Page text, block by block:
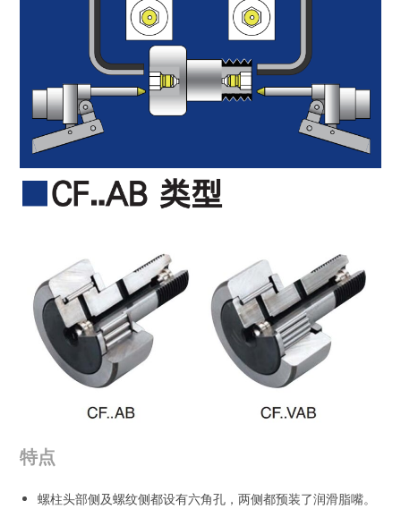
特点
螺柱头部侧及螺纹侧都设有六角孔，两侧都预装了润滑脂嘴。